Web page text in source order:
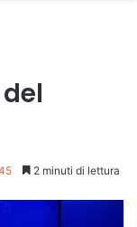
2 minuti di lettura